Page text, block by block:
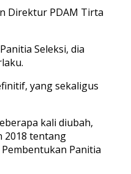
Direktur PDAM Tirta
Seleksi, dia
yang sekaligus
kali diubah,
2018 tentang
Panitia